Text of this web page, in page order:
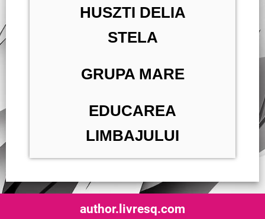
HUSZTI DELIA
STELA
GRUPA MARE
EDUCAREA
LIMBAJULUI
author.livresq.com